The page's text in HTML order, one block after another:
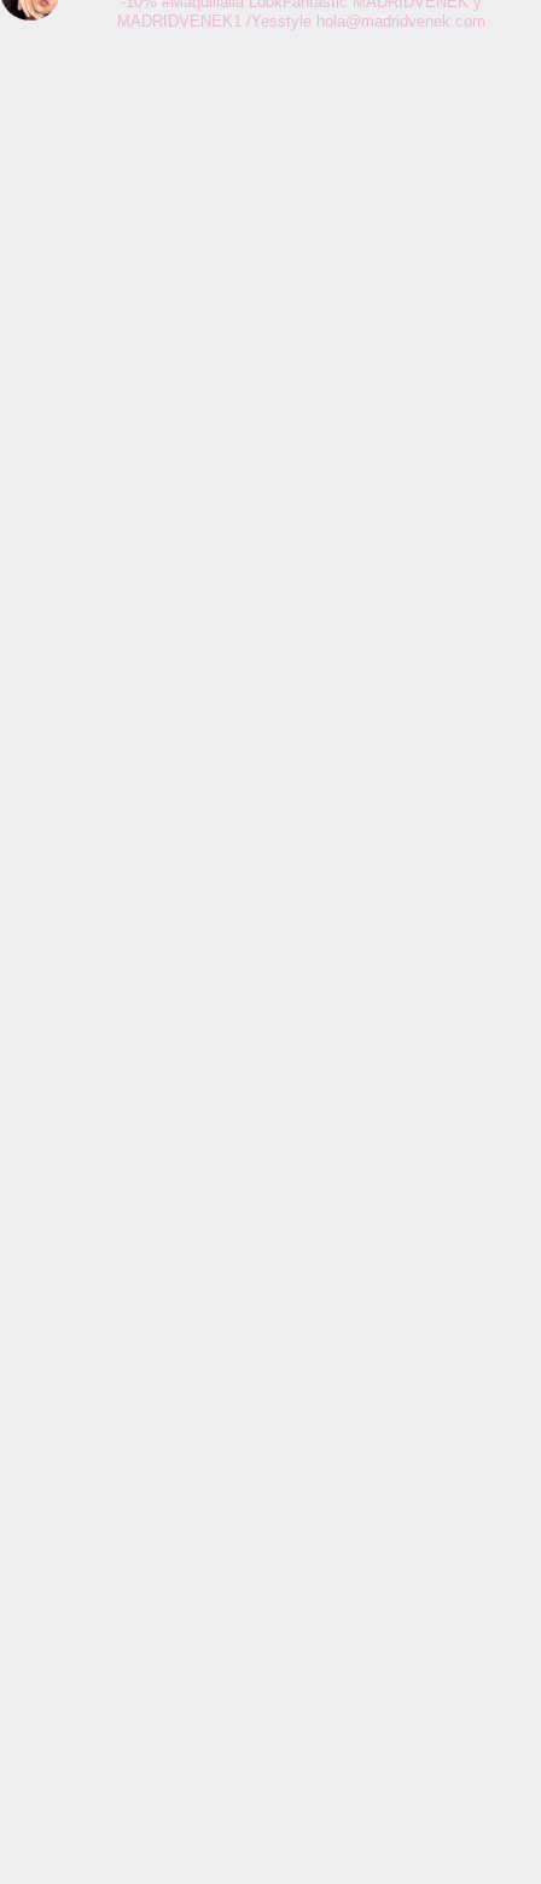
MADRIDVENEK1 /Yesstylehola@madridvenek.com